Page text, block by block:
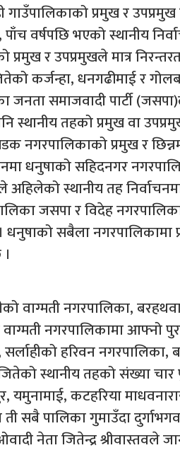
प्रमुख र
वर्षपछि भएको स्थानीय
प्रमुख र उपप्रमुखले मात्र
कर्जन्हा, धनगढीमाई र
जनता समाजवादी पार्टी
स्थानीय तहको प्रमुख वा
नगरपालिकाको प्रमुख र
धनुषाको सहिदनगर
स्थानीय तह
जसपा र विदेह
सबैला नगरपालिकामा
वाग्मती नगरपालिका,
नगरपालिकामा आफ्नो
हरिवन नगरपालिका,
स्थानीय तहको संख्या
यमुनामाई, कटहरिया
सबै पालिका गुमाउँदा
नेता जितेन्द्र श्रीवास्तवले